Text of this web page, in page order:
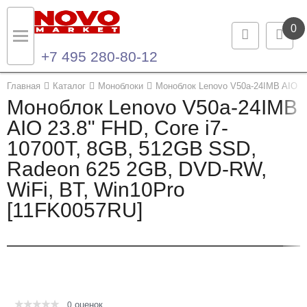
0
+7 495 280-80-12
Главная Каталог Моноблоки Моноблок Lenovo V50a-24IMB AIO
Моноблок Lenovo V50a-24IMB
AIO 23.8" FHD, Core i7-
10700T, 8GB, 512GB SSD,
Radeon 625 2GB, DVD-RW,
WiFi, BT, Win10Pro
[11FK0057RU]
0 оценок
Назад
Каталог продукции
Ноутбуки и ультрабуки
Компьютеры
Моноблоки
Назад
Контакты
Контактная информация